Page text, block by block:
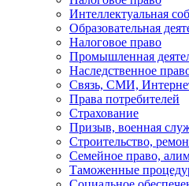
Интеллектуальная
Образовательная
Налоговое право
Промышленная
Наследственное
Связь, СМИ,
Права потребителей
Страхование
Призыв, военная
Строительство,
Семейное право,
Таможенные